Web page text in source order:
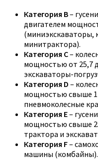
Категория B–
двигателем
минитрактора).
Категория C–
мощностью от 25,7
экскаваторы-
Категория D –
мощностью свыше
пневмоколесные
Категория E–
мощностью свыше
трактора и
Категория F–
машины (комбайны).